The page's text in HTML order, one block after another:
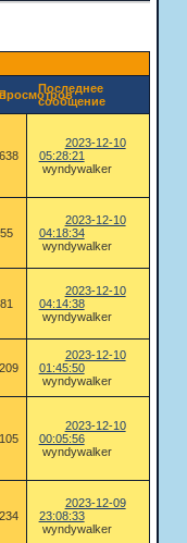
Последнее
сообщение
638
2023-12-10
05:28:21
wyndywalker
55
2023-12-10
04:18:34
wyndywalker
81
2023-12-10
04:14:38
wyndywalker
209
2023-12-10
01:45:50
wyndywalker
105
2023-12-10
00:05:56
wyndywalker
234
2023-12-09
23:08:33
wyndywalker